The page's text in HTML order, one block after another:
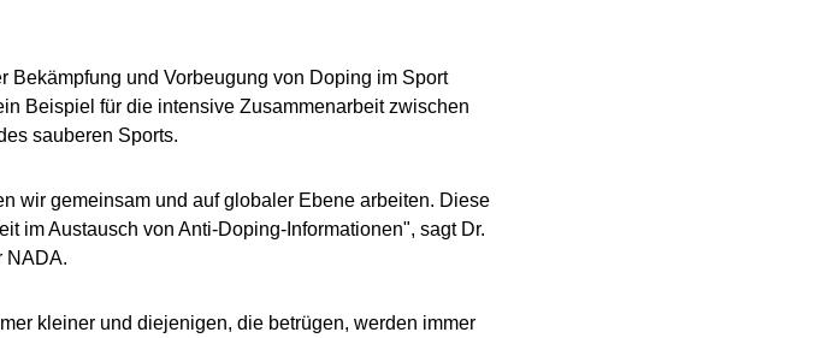
und Vorbeugung von Doping im Sport
Beispiel für die intensive Zusammenarbeit zwischen
sauberen Sports.
wir gemeinsam und auf globaler Ebene arbeiten. Diese
im Austausch von Anti-Doping-Informationen", sagt Dr.
NADA.
kleiner und diejenigen, die betrügen, werden immer